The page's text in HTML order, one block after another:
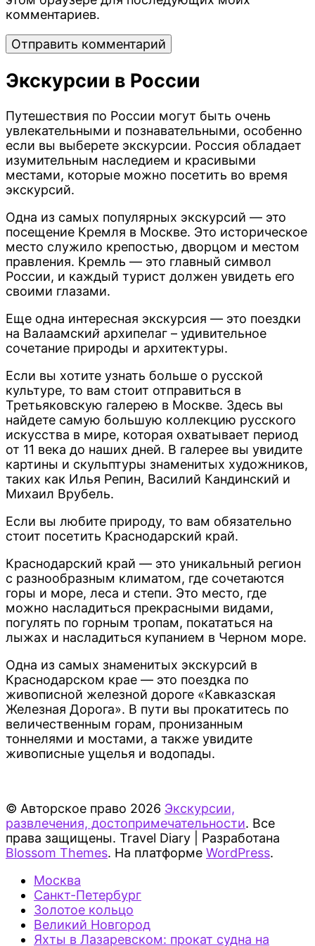
комментариев.
Экскурсии в России
Путешествия по России могут быть очень
увлекательными и познавательными, особенно
если вы выберете экскурсии. Россия обладает
изумительным наследием и красивыми
местами, которые можно посетить во время
экскурсий.
Одна из самых популярных экскурсий — это
посещение Кремля в Москве. Это историческое
место служило крепостью, дворцом и местом
правления. Кремль — это главный символ
России, и каждый турист должен увидеть его
своими глазами.
Еще одна интересная экскурсия — это поездки
на Валаамский архипелаг – удивительное
сочетание природы и архитектуры.
Если вы хотите узнать больше о русской
культуре, то вам стоит отправиться в
Третьяковскую галерею в Москве. Здесь вы
найдете самую большую коллекцию русского
искусства в мире, которая охватывает период
от 11 века до наших дней. В галерее вы увидите
картины и скульптуры знаменитых художников,
таких как Илья Репин, Василий Кандинский и
Михаил Врубель.
Если вы любите природу, то вам обязательно
стоит посетить Краснодарский край.
Краснодарский край — это уникальный регион
с разнообразным климатом, где сочетаются
горы и море, леса и степи. Это место, где
можно насладиться прекрасными видами,
погулять по горным тропам, покататься на
лыжах и насладиться купанием в Черном море.
Одна из самых знаменитых экскурсий в
Краснодарском крае — это поездка по
живописной железной дороге «Кавказская
Железная Дорога». В пути вы прокатитесь по
величественным горам, пронизанным
тоннелями и мостами, а также увидите
живописные ущелья и водопады.
© Авторское право 2026 Экскурсии,
развлечения, достопримечательности. Все
права защищены. Travel Diary | Разработана
Blossom Themes. На платформе WordPress.
Москва
Санкт-Петербург
Золотое кольцо
Великий Новгород
Яхты в Лазаревском: прокат судна на